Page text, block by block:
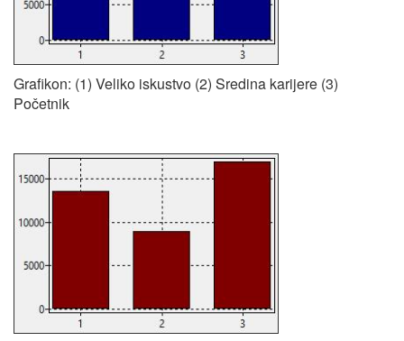
Grafikon: (1) Veliko iskustvo (2) Sredina karijere (3)
Početnik